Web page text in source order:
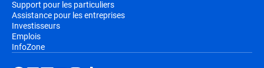
Support pour les particuliers
Assistance pour les entreprises
Investisseurs
Emplois
InfoZone